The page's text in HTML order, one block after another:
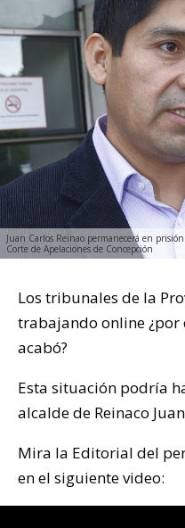
Juan Carlos Reinao permanecerá en
Corte de Apelaciones de Concepción
Los tribunales de la
trabajando online ¿por
acabó?
Esta situación podría
alcalde de Reinaco
Mira la Editorial del
en el siguiente video: